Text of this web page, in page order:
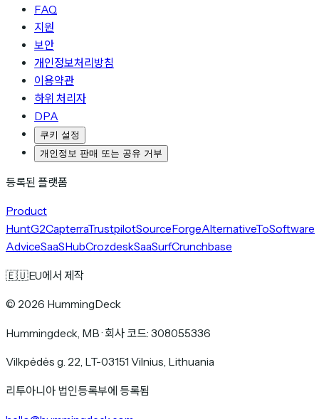
FAQ
지원
보안
개인정보처리방침
이용약관
하위 처리자
DPA
쿠키 설정
개인정보 판매 또는 공유 거부
등록된 플랫폼
Product
HuntG2CapterraTrustpilotSourceForgeAlternativeToSoftware
AdviceSaaSHubCrozdeskSaaSurfCrunchbase
🇪🇺EU에서 제작
© 2026 HummingDeck
Hummingdeck, MB · 회사 코드: 308055336
Vilkpėdės g. 22, LT-03151 Vilnius, Lithuania
리투아니아 법인등록부에 등록됨